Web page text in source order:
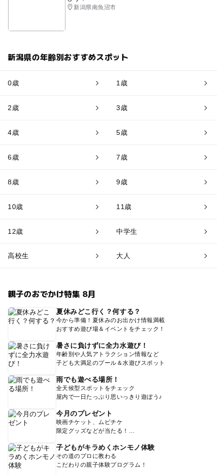
新潟県南魚沼市
新潟県の年齢別おすすめスポット
0歳 1歳
2歳 3歳
4歳 5歳
6歳 7歳
8歳 9歳
10歳 11歳
12歳 中学生
高校生 大人
親子のおでかけ特集 8月
夏休みどこ行く？何する？
今から準備！夏休みのお出かけ情報満載
おすすめ遊び場＆イベントをチェック！
暑さに負けずに全力水遊び！
年齢別や人気アトラクション情報など
子ども大満足のプール＆水遊びスポット
雨でも遊べる場所！
全天候型スポットをチェック
屋内で一日たっぷり思いっきり遊ぼう♪
今月のプレゼント
映画チケット、ムビチケ
限定グッズなどが当たる！
子どもがキラめくホンモノ体験
その道のプロに教わる
こだわりの親子体験プログラム！